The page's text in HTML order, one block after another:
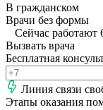
В гражданском
Врачи без формы
Сейчас работают
Вызвать врача
Бесплатная
Линия связи
Этапы оказания